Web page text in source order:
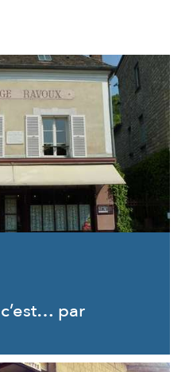
par